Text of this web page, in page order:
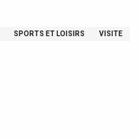
SPORTS ET LOISIRS VISITE